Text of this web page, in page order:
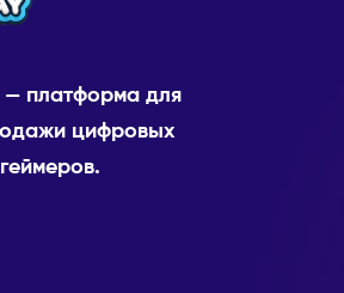
— платформа для
цифровых